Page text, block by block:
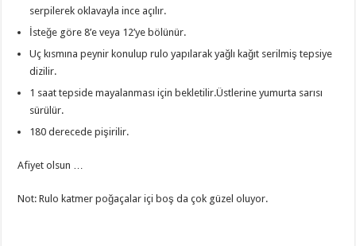
serpilerek oklavayla ince açılır.
İsteğe göre 8’e veya 12’ye bölünür.
Uç kısmına peynir konulup rulo yapılarak yağlı kağıt serilmiş tepsiye
dizilir.
1 saat tepside mayalanması için bekletilir.Üstlerine yumurta sarısı
sürülür.
180 derecede pişirilir.
Afiyet olsun …
Not: Rulo katmer poğaçalar içi boş da çok güzel oluyor.